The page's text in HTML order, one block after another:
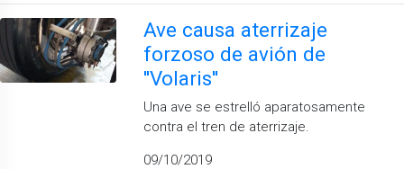
Ave causa aterrizaje
forzoso de avión de
''Volaris''
Una ave se estrelló aparatosamente
contra el tren de aterrizaje.
09/10/2019